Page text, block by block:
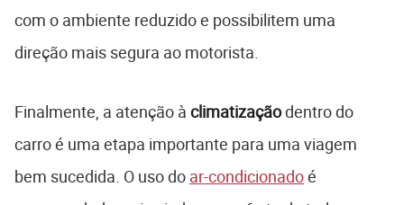
com o ambiente reduzido e possibilitem uma
direção mais segura ao motorista.
Finalmente, a atenção à climatizaçãodentro do
carro é uma etapa importante para uma viagem
bem sucedida. O uso do ar-condicionadoé